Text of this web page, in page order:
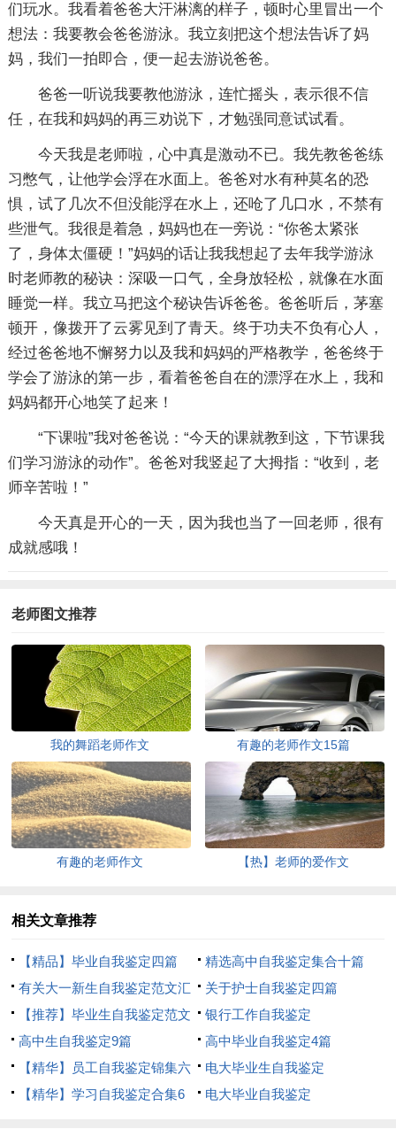
们玩水。我看着爸爸大汗淋漓的样子，顿时心里冒出一个
想法：我要教会爸爸游泳。我立刻把这个想法告诉了妈
妈，我们一拍即合，便一起去游说爸爸。
爸爸一听说我要教他游泳，连忙摇头，表示很不信
任，在我和妈妈的再三劝说下，才勉强同意试试看。
今天我是老师啦，心中真是激动不已。我先教爸爸练
习憋气，让他学会浮在水面上。爸爸对水有种莫名的恐
惧，试了几次不但没能浮在水上，还呛了几口水，不禁有
些泄气。我很是着急，妈妈也在一旁说：“你爸太紧张
了，身体太僵硬！”妈妈的话让我我想起了去年我学游泳
时老师教的秘诀：深吸一口气，全身放轻松，就像在水面
睡觉一样。我立马把这个秘诀告诉爸爸。爸爸听后，茅塞
顿开，像拨开了云雾见到了青天。终于功夫不负有心人，
经过爸爸地不懈努力以及我和妈妈的严格教学，爸爸终于
学会了游泳的第一步，看着爸爸自在的漂浮在水上，我和
妈妈都开心地笑了起来！
“下课啦”我对爸爸说：“今天的课就教到这，下节课我
们学习游泳的动作”。爸爸对我竖起了大拇指：“收到，老
师辛苦啦！”
今天真是开心的一天，因为我也当了一回老师，很有
成就感哦！
老师图文推荐
我的舞蹈老师作文 有趣的老师作文15篇
有趣的老师作文 【热】老师的爱作文
相关文章推荐
【精品】毕业自我鉴定四篇
精选高中自我鉴定集合十篇
有关大一新生自我鉴定范文汇
总10篇
关于护士自我鉴定四篇
【推荐】毕业生自我鉴定范文
汇编8篇
银行工作自我鉴定
高中生自我鉴定9篇
高中毕业自我鉴定4篇
【精华】员工自我鉴定锦集六
篇
电大毕业生自我鉴定
【精华】学习自我鉴定合集6
电大毕业自我鉴定